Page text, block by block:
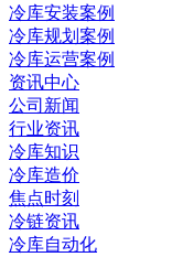
冷库安装案例
冷库规划案例
冷库运营案例
资讯中心
公司新闻
行业资讯
冷库知识
冷库造价
焦点时刻
冷链资讯
冷库自动化